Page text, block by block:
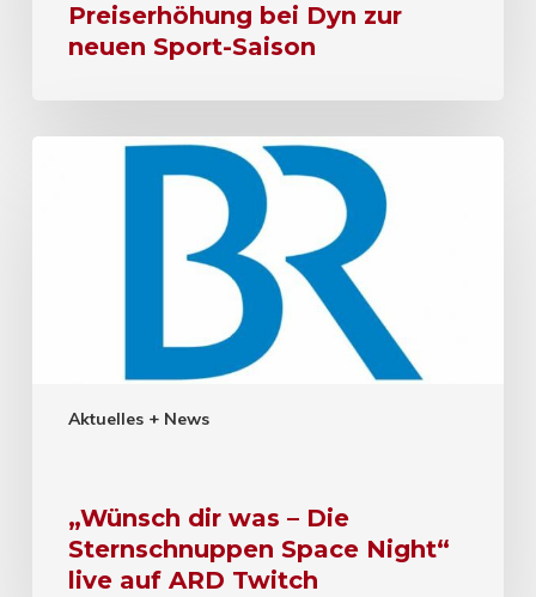
Preiserhöhung bei Dyn zur
neuen Sport-Saison
Aktuelles + News
„Wünsch dir was – Die
Sternschnuppen Space Night“
live auf ARD Twitch